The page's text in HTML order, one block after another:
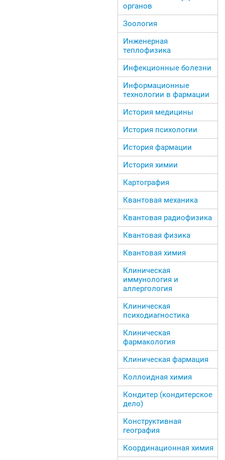
органов
Зоология
Инженерная
теплофизика
Инфекционные болезни
Информационные
технологии в фармации
История медицины
История психологии
История фармации
История химии
Картография
Квантовая механика
Квантовая радиофизика
Квантовая физика
Квантовая химия
Клиническая
иммунология и
аллергология
Клиническая
психодиагностика
Клиническая
фармакология
Клиническая фармация
Коллоидная химия
Кондитер (кондитерское
дело)
Конструктивная
география
Координационная химия